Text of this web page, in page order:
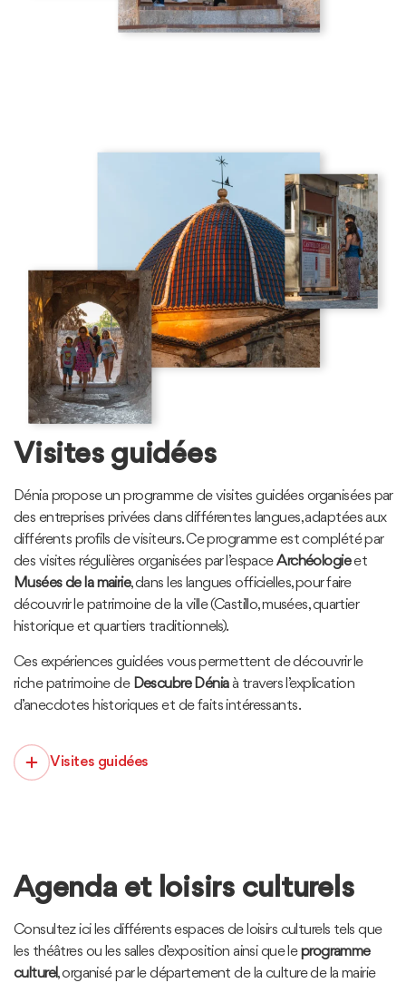
Visites guidées
Dénia propose un programme de visites guidées organisées par
des entreprises privées dans différentes langues, adaptées aux
différents profils de visiteurs. Ce programme est complété par
des visites régulières organisées par l’espaceArchéologieet
Musées de la mairie, dans les langues officielles, pour faire
découvrir le patrimoine de la ville (Castillo, musées, quartier
historique et quartiers traditionnels).
Ces expériences guidées vous permettent de découvrir le
riche patrimoine de Descubre Déniaà travers l’explication
d’anecdotes historiques et de faits intéressants.
Visites guidées
Agenda et loisirs culturels
Consultez ici les différents espaces de loisirs culturels tels que
les théâtres ou les salles d’exposition ainsi que leprogramme
culturel, organisé par le département de la culture de la mairie